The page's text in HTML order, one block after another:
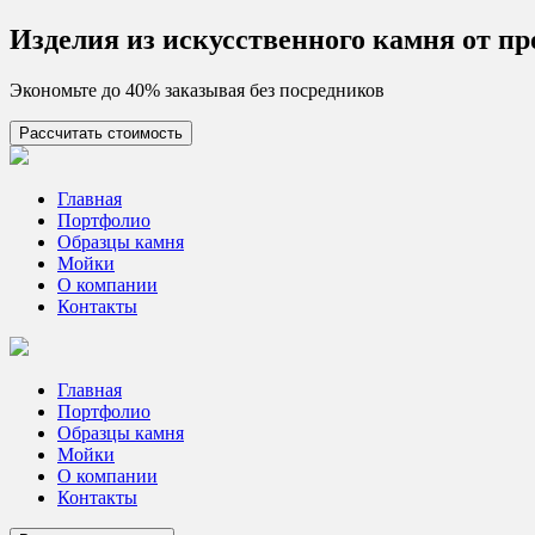
Skip
to
Изделия из искусcтвенного камня от
Экономьте до 40% заказывая без посредников
Рассчитать стоимость
Цех камня
Столешницы из искусственного камня
Главная
Портфолио
Образцы камня
Мойки
О компании
Контакты
Главная
Портфолио
Образцы камня
Мойки
О компании
Контакты